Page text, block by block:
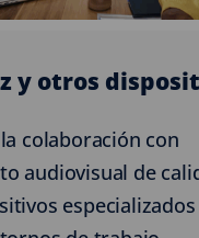
y otros
colaboración con
audiovisual de